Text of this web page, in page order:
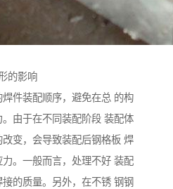
的影响
件装配顺序，避免在总 的构
由于在不同装配阶段 装配体
变，会导致装配后钢格板 焊
。一般而言，处理不好 装配
的质量。另外，在不锈 钢钢